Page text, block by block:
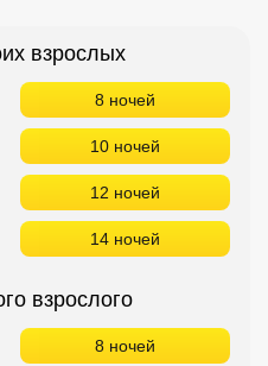
взрослых
8 ночей
10 ночей
12 ночей
14 ночей
взрослого
8 ночей